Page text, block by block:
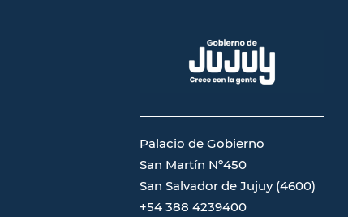
Palacio de Gobierno
San Martín Nº450
San Salvador de Jujuy (4600)
+54 388 4239400